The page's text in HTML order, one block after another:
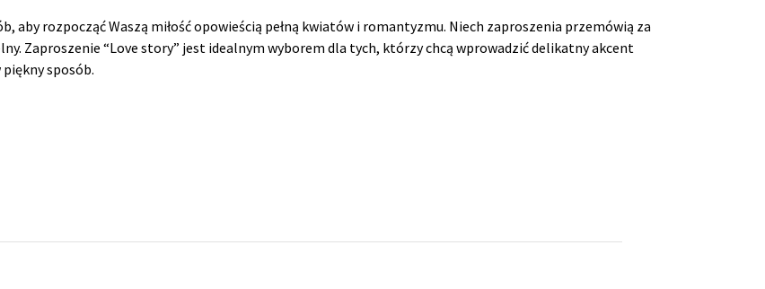
aby rozpocząć Waszą miłość opowieścią pełną kwiatów i romantyzmu. Niech zaproszenia przemówią za
Zaproszenie “Love story” jest idealnym wyborem dla tych, którzy chcą wprowadzić delikatny akcent
sposób.